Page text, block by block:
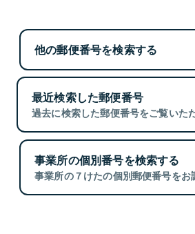
他の郵便番号を検索する
最近検索した郵便番号
過去に検索した郵便番号をご覧いた
事業所の個別番号を検索する
事業所の７けたの個別郵便番号をお